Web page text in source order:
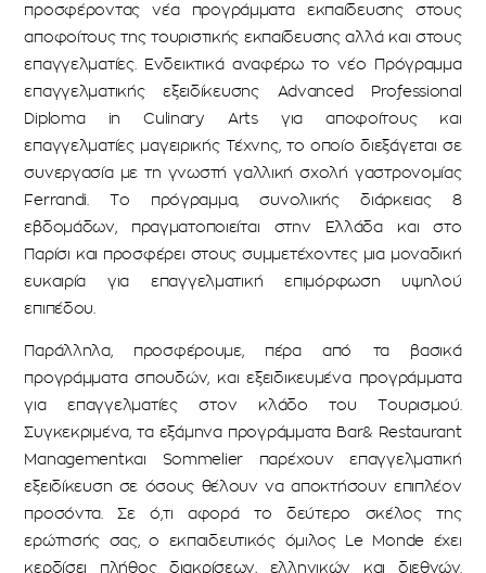
προσφέροντας νέα προγράμματα εκπαίδευσης στους
αποφοίτους της τουριστικής εκπαίδευσης αλλά και στους
επαγγελματίες. Ενδεικτικά αναφέρω το νέο Πρόγραμμα
επαγγελματικής εξειδίκευσης Advanced Professional
Diploma in Culinary Arts για αποφοίτους και
επαγγελματίες μαγειρικής Τέχνης, το οποίο διεξάγεται σε
συνεργασία με τη γνωστή γαλλική σχολή γαστρονομίας
Ferrandi. Το πρόγραμμα, συνολικής διάρκειας 8
εβδομάδων, πραγματοποιείται στην Ελλάδα και στο
Παρίσι και προσφέρει στους συμμετέχοντες μια μοναδική
ευκαιρία για επαγγελματική επιμόρφωση υψηλού
επιπέδου.
Παράλληλα, προσφέρουμε, πέρα από τα βασικά
προγράμματα σπουδών, και εξειδικευμένα προγράμματα
για επαγγελματίες στον κλάδο του Τουρισμού.
Συγκεκριμένα, τα εξάμηνα προγράμματα Bar& Restaurant
Managementκαι Sommelier παρέχουν επαγγελματική
εξειδίκευση σε όσους θέλουν να αποκτήσουν επιπλέον
προσόντα. Σε ό,τι αφορά το δεύτερο σκέλος της
ερώτησής σας, ο εκπαιδευτικός όμιλος Le Monde έχει
κερδίσει πλήθος διακρίσεων, ελληνικών και διεθνών.